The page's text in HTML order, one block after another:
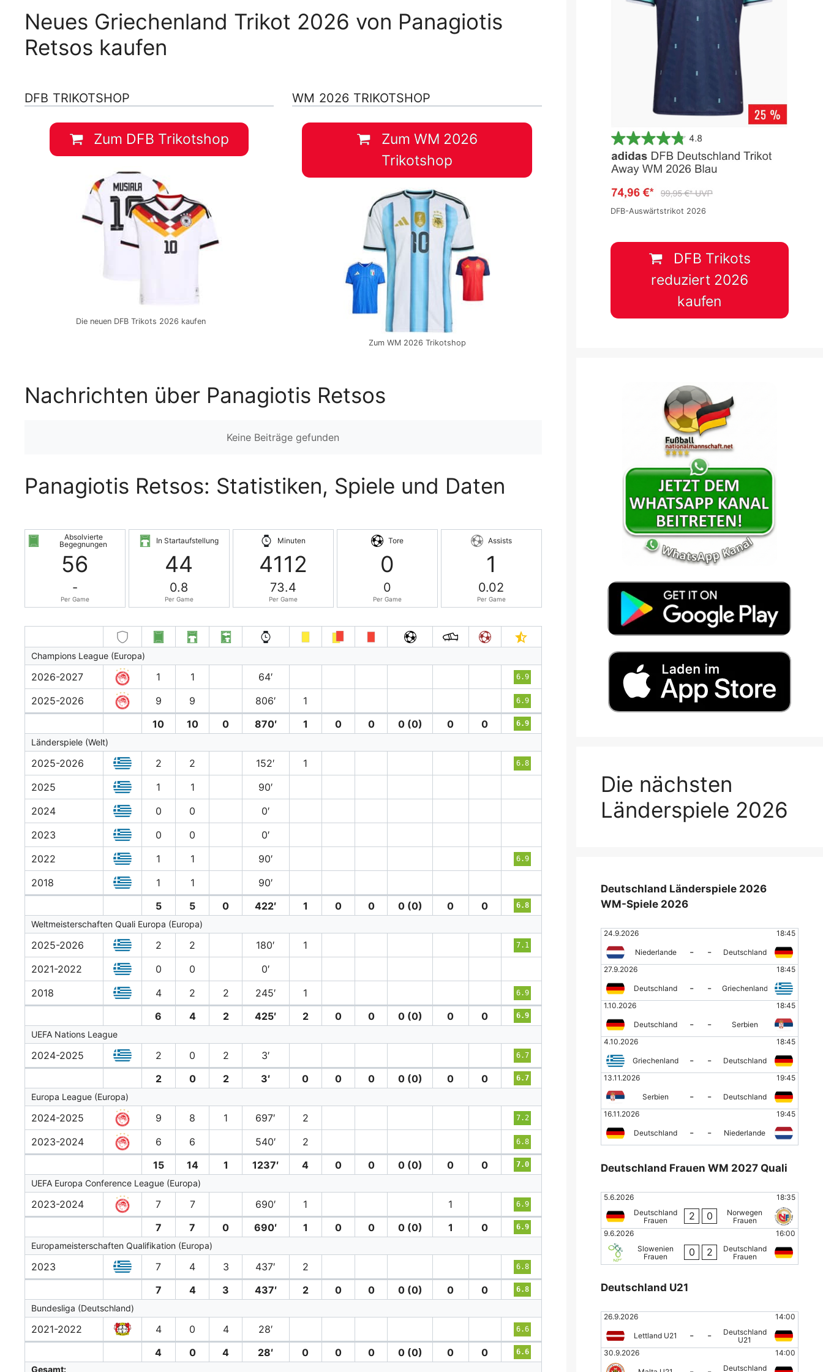
Neues Griechenland Trikot 2026 von Panagiotis
Retsos kaufen
DFB TRIKOTSHOP
Zum DFB Trikotshop
Die neuen DFB Trikots 2026 kaufen
WM 2026 TRIKOTSHOP
Zum WM 2026
Trikotshop
Zum WM 2026 Trikotshop
Nachrichten über Panagiotis Retsos
Keine Beiträge gefunden
Panagiotis Retsos: Statistiken, Spiele und Daten
Absolvierte
Begegnungen
56
-
Per Game
In Startaufstellung
44
0.8
Per Game
Minuten
4112
73.4
Per Game
Tore
0
0
Per Game
Assists
1
0.02
Per Game
Champions League (Europa)
2026-2027 1 1 64′ 6.9
2025-2026 9 9 806′ 1 6.9
10 10 0 870′ 1 0 0 0 (0) 0 0 6.9
Länderspiele (Welt)
2025-2026 2 2 152′ 1 6.8
2025 1 1
90′
2024
0 0
0′
2023
0 0
0′
2022
1 1 90′ 6.9
2018 1 1
90′
5
5 0 422′ 1 0 0 0 (0) 0 0 6.8
Weltmeisterschaften Quali Europa (Europa)
2025-2026 2 2 180′ 1 7.1
2021-2022 0 0
0′
2018
4 2 2 245′ 1 6.9
6 4 2 425′ 2 0 0 0 (0) 0 0 6.9
UEFA Nations League
2024-2025 2 0 2 3′ 6.7
2 0 2 3′ 0 0 0 0 (0) 0 0 6.7
Europa League (Europa)
2024-2025 9 8 1 697′ 2 7.2
2023-2024 6 6 540′ 2 6.8
15 14 1 1237′ 4 0 0 0 (0) 0 0 7.0
UEFA Europa Conference League (Europa)
2023-2024 7 7 690′ 1 1 6.9
7 7 0 690′ 1 0 0 0 (0) 1 0 6.9
Europameisterschaften Qualifikation (Europa)
2023 7 4 3 437′ 2 6.8
7 4 3 437′ 2 0 0 0 (0) 0 0 6.8
Bundesliga (Deutschland)
2021-2022 4 0 4 28′ 6.6
4 0 4 28′ 0 0 0 0 (0) 0 0 6.6
Gesamt:
DFB-Auswärtstrikot 2026
DFB Trikots
reduziert 2026
kaufen
Die nächsten
Länderspiele 2026
Deutschland Länderspiele 2026
WM-Spiele 2026
24.9.2026 18:45
Niederlande - -
Deutschland
27.9.2026
18:45
Deutschland - -
Griechenland
1.10.2026
18:45
Deutschland - -
Serbien
4.10.2026
18:45
Griechenland - -
Deutschland
13.11.2026
19:45
Serbien - -
Deutschland
16.11.2026
19:45
Deutschland - - Niederlande
Deutschland Frauen WM 2027 Quali
5.6.2026
18:35
Deutschland
Frauen
2 0
Norwegen
Frauen
9.6.2026
16:00
Slowenien
Frauen
0 2
Deutschland
Frauen
Deutschland U21
26.9.2026 14:00
Lettland U21 - -
Deutschland
U21
30.9.2026
14:00
Deutschland